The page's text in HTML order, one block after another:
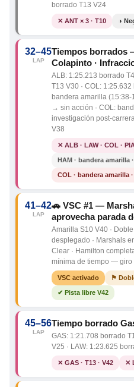
borrado T13 V24
✕ ANT × 3 · T10 ◑
32–45
LAP
Tiempos borrados
Colapinto ·
ALB: 1:25.213 borrado
T13 V30 · COL:
bandera amarilla (15:38-
→ sin acción · COL:
investigación post-
V38
✕ ALB · LAW · COL ·
HAM · bandera amarilla
COL · bandera amarilla
41–42
LAP
🚗 VSC #1 —
aprovecha parada
Amarilla S10 V40 ·
desplegado · Marshals
Clear · Hamilton
mínima de tiempo — giro
VSC activado ⚑
✔ Pista libre V42
45–56
LAP
Tiempo borrado
GAS: 1:21.708 borrado
V25 · LAW: 1:23.625
✕ GAS · T13 · V42 ✕